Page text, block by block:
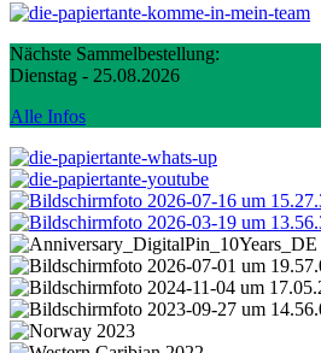
Nächste Sammelbestellung:
Dienstag - 25.08.2026
Alle Infos